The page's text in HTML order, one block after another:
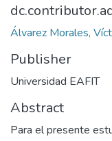
Álvarez Morales,
Publisher
Universidad EAFIT
Abstract
Para el presente